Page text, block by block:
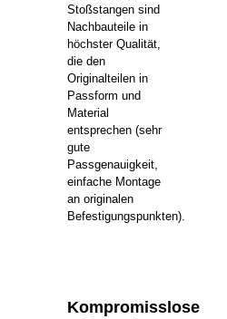
Stoßstangen sind
Nachbauteile in
höchster Qualität,
die den
Originalteilen in
Passform und
Material
entsprechen (sehr
gute
Passgenauigkeit,
einfache Montage
an originalen
Befestigungspunkten).
Kompromisslose